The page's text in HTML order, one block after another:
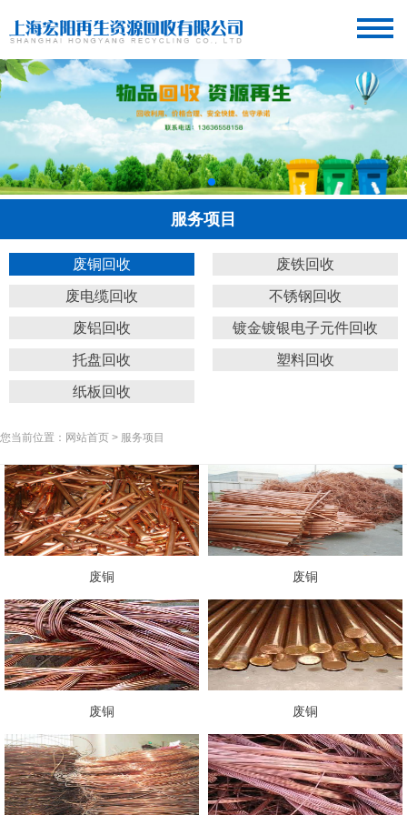
服务项目
废铜回收 废铁回收
废电缆回收 不锈钢回收
废铝回收 镀金镀银电子元件回收
托盘回收 塑料回收
纸板回收
您当前位置：网站首页 > 服务项目
废铜 废铜
废铜 废铜